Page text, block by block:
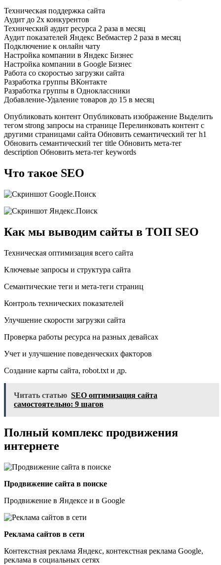
Техническая поддержка сайта
Аудит до 2х конкурентов
Технический аудит ресурса 2 раза в месяц
Аудит показателей Яндекс Вебмастер 2 раза в месяц
Подключение к онлайн чату
Настройка компании в Яндекс Бизнес
Настройка компании в Google Бизнес
Работа со скоростью загрузки сайта
Разработка группы ВКонтакте
Разработка группы в Одноклассники
Добавление-Удаление товаров до 15 в месяц
Опубликовать контент Опубликовать изображение Выделить
тегом strong запросы на странице Перелинковать контент с
другими страницами сайта Обновить семантический тег h1
Обновить семантический тег title Обновить мета-тег
description Обновить мета-тег keywords
Что такое SEO
Как мы выводим сайты в ТОП SEO
Техническая оптимизация всего сайта
Ключевые запросы и структура сайта
Семантические теги и мета-теги страниц
Контроль технических показателей
Улучшение скорости загрузки сайта
Проверка работы ресурса на разных девайсах
Учет и улучшение поведенческих факторов
Создание карты сайта, robot.txt и др.
Читать статью SEO оптимизация сайта
самостоятельно: 9 шагов
Полный комплекс продвижения
интернете
Продвижение сайта в поиске
Продвижение в Яндексе и в Google
Реклама сайтов в сети
Контекстная реклама Яндекс, контекстная реклама Google,
реклама в социальных сетях